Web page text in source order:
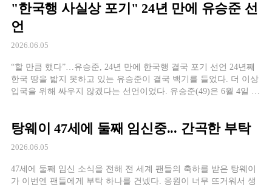
꺼냈다. 서우림으로부터 남편이 동대문 카바레에서 다른 여자와 춤
을 추고 있다는 다급한 […]
"한국행 사실상 포기" 24년 만에 유승준 선
언
2026.06.05
“할 만큼 했다”…유승준, 24년 만에 한국행 결국 포기 선언 24년째
한국 땅을 밟지 못하고 있는 유승준이 결국 백기를 들었다. 더 이상
입국을 위해 싸우지 않겠다는 선언이었다. 유승준(49)은 6월 4일 자
그런 결정을 내릴 수밖에 없었는지 설명했지만 진정성이 제대로
탕웨이 47세에 둘째 임신중... 간곡한 부탁
2026.06.05
47세에 둘째 임신 소식을 전해 전 세계 팬들의 축하를 받은 탕웨이
가 이번엔 팬들에게 부탁 하나를 건넸다. 응원이 너무 뜨거워서 생